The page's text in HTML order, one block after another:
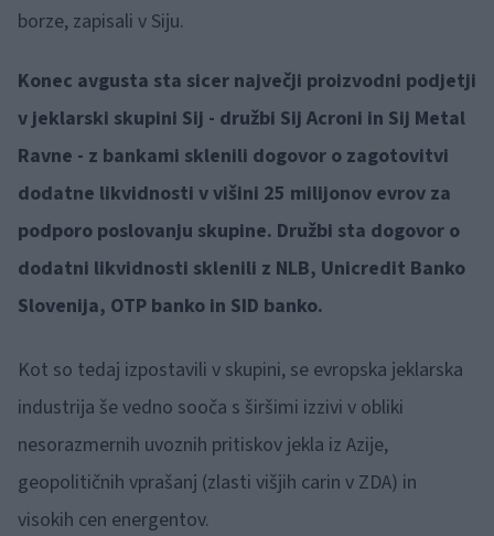
borze, zapisali v Siju.
Konec avgusta sta sicer največji proizvodni podjetji
v jeklarski skupini Sij - družbi Sij Acroni in Sij Metal
Ravne - z bankami sklenili dogovor o zagotovitvi
dodatne likvidnosti v višini 25 milijonov evrov za
podporo poslovanju skupine. Družbi sta dogovor o
dodatni likvidnosti sklenili z NLB, Unicredit Banko
Slovenija, OTP banko in SID banko.
Kot so tedaj izpostavili v skupini, se evropska jeklarska
industrija še vedno sooča s širšimi izzivi v obliki
nesorazmernih uvoznih pritiskov jekla iz Azije,
geopolitičnih vprašanj (zlasti višjih carin v ZDA) in
visokih cen energentov.